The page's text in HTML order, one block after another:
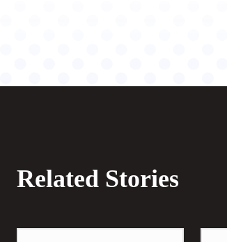
Related Stories